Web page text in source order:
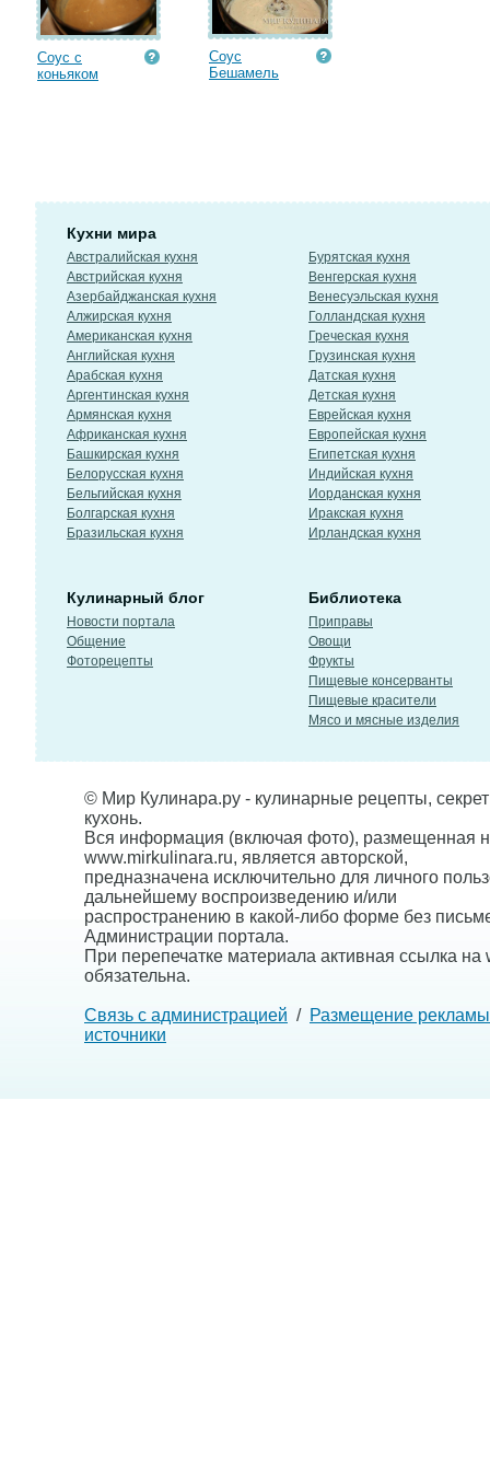
Соус с
коньяком
Соус
Бешамель
Кухни мира
Австралийская кухня
Австрийская кухня
Азербайджанская кухня
Алжирская кухня
Американская кухня
Английская кухня
Арабская кухня
Аргентинская кухня
Армянская кухня
Африканская кухня
Башкирская кухня
Белорусская кухня
Бельгийская кухня
Болгарская кухня
Бразильская кухня
Бурятская кухня
Венгерская кухня
Венесуэльская кухня
Голландская кухня
Греческая кухня
Грузинская кухня
Датская кухня
Детская кухня
Еврейская кухня
Европейская кухня
Египетская кухня
Индийская кухня
Иорданская кухня
Иракская кухня
Ирландская кухня
Кулинарный блог
Новости портала
Общение
Фоторецепты
Библиотека
Приправы
Овощи
Фрукты
Пищевые консерванты
Пищевые красители
Мясо и мясные изделия
© Мир Кулинара.ру - кулинарные рецепты,
кухонь.
Вся информация (включая фото), размещенная
www.mirkulinara.ru, является авторской,
предназначена исключительно для личного
дальнейшему воспроизведению и/или
распространению в какой-либо форме без
Администрации портала.
При перепечатке материала активная ссылка на
обязательна.
Связь с администрацией / Размещение рекламы
источники